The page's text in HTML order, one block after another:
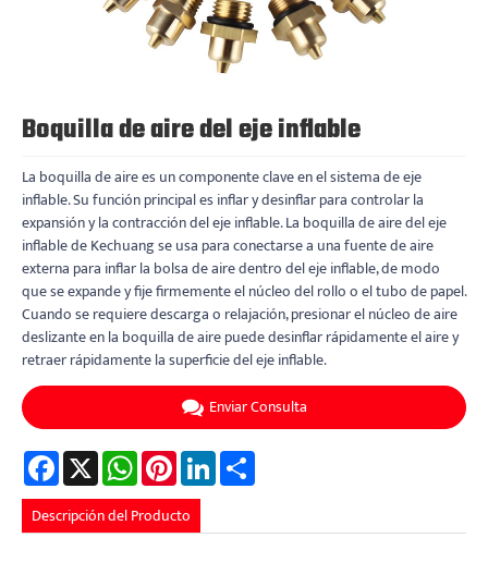
Boquilla de aire del eje inflable
La boquilla de aire es un componente clave en el sistema de eje
inflable. Su función principal es inflar y desinflar para controlar la
expansión y la contracción del eje inflable. La boquilla de aire del eje
inflable de Kechuang se usa para conectarse a una fuente de aire
externa para inflar la bolsa de aire dentro del eje inflable, de modo
que se expande y fije firmemente el núcleo del rollo o el tubo de papel.
Cuando se requiere descarga o relajación, presionar el núcleo de aire
deslizante en la boquilla de aire puede desinflar rápidamente el aire y
retraer rápidamente la superficie del eje inflable.
Enviar Consulta
Facebook
X WhatsAppPinterestLinkedIn
Descripción del Producto